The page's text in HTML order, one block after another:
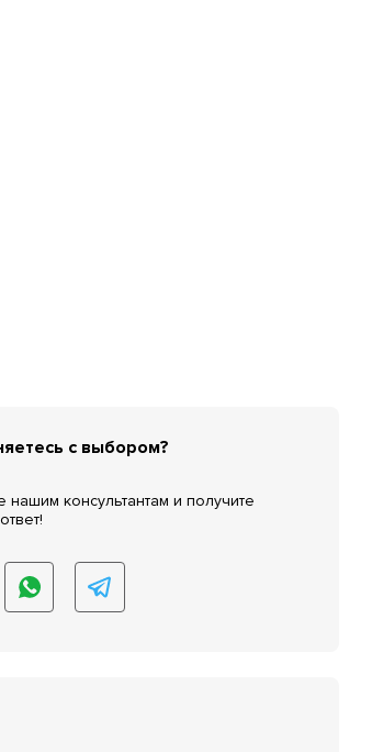
с выбором?
нашим консультантам и получите